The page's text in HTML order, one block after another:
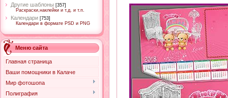
Другие шаблоны [357]
Раскраски,наклейки и т.д. и т.п.
Календари [753]
Календари в формате PSD и PNG
Меню сайта
Главная страница
Ваши помощники в Калаче
Мир фотошопа
Полиграфия